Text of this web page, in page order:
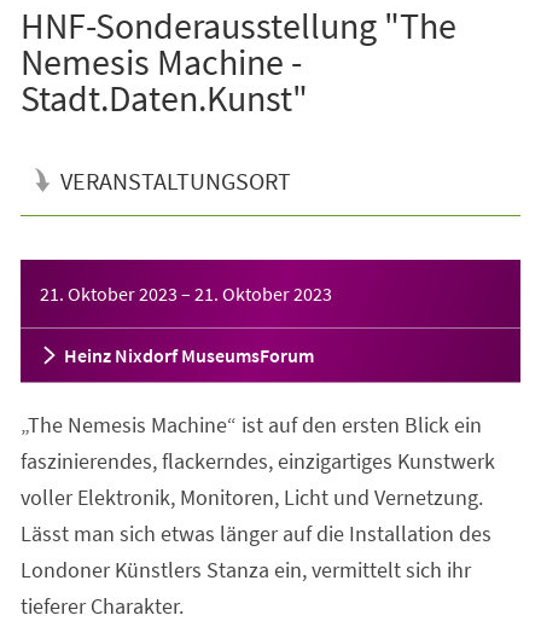
HNF-Sonderausstellung "The
Nemesis Machine -
Stadt.Daten.Kunst"
VERANSTALTUNGSORT
21. Oktober 2023 – 21. Oktober 2023
Heinz Nixdorf MuseumsForum
„The Nemesis Machine“ ist auf den ersten Blick ein
faszinierendes, flackerndes, einzigartiges Kunstwerk
voller Elektronik, Monitoren, Licht und Vernetzung.
Lässt man sich etwas länger auf die Installation des
Londoner Künstlers Stanza ein, vermittelt sich ihr
tieferer Charakter.